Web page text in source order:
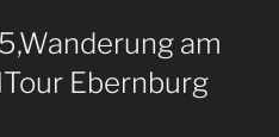
am
Ebernburg